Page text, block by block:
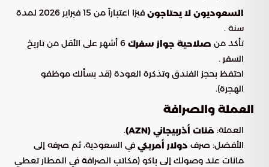
السعوديون لا يحتاجون
فيزا اعتباراً من 15 فبراير 2026 لمدة
سنة .
تأكد من صلاحية جواز سفرك
6 أشهر على الأقل من تاريخ
السفر .
احتفظ بحجز الفندق وتذكرة العودة (قد يسألك موظفو
الهجرة).
العملة والصرافة
العملة: مَنات أذربيجاني (AZN)
.
الأفضل: صرف دولار أمريكي في السعودية، ثم صرفه إلى
مانات عند وصولك إلى باكو (مكاتب الصرافة في المطار تعطي